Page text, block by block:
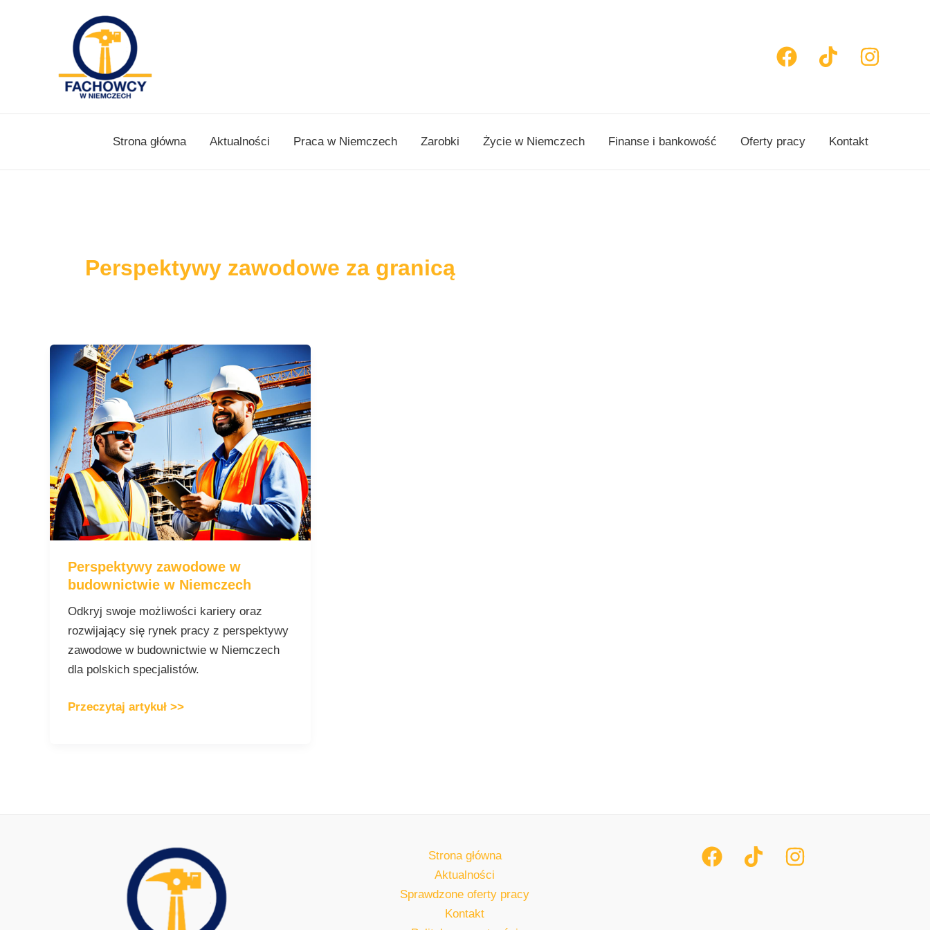
Strona główna Aktualności Praca w Niemczech Zarobki Życie w Niemczech Finanse i bankowość Oferty pracy Kontakt
Perspektywy zawodowe za granicą
Perspektywy zawodowe w
budownictwie w Niemczech
Odkryj swoje możliwości kariery oraz
rozwijający się rynek pracy z perspektywy
zawodowe w budownictwie w Niemczech
dla polskich specjalistów.
Perspektywy
zawodowe
budownictwie
w
Niemczech
Przeczytaj artykuł >>
Strona główna
Aktualności
Sprawdzone oferty pracy
Kontakt